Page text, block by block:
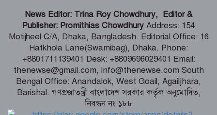
ডেপুটি স্পিকারের নামে জাল ডিও পত্র তৈরি,
এসি ল্যান্ডের বিরুদ্ধে মামলা
কক্সবাজারে হবে আঞ্চলিক রাসায়নিক
পরীক্ষাগার, কমবে মাদক মামলার জট –
স্বরাষ্ট্রমন্ত্রী
News Editor: Trina Roy Chowdhury, Editor &
Publisher: Promithias Chowdhury Address: 154
Motijheel C/A, Dhaka, Bangladesh. Editorial Office: 16
Hatkhola Lane(Swamibag), Dhaka. Phone:
+8801711139401 Desk: +8809696029401 Email:
thenewse@gmail.com, info@thenewse.com South
Bengal Office: Anandalok, West Goail, Agailjhara,
Barishal. গণপ্রজাতন্ত্রী বাংলাদেশ সরকার কর্তৃক অনুমোদিত,
নিবন্ধন নং ১৮৮